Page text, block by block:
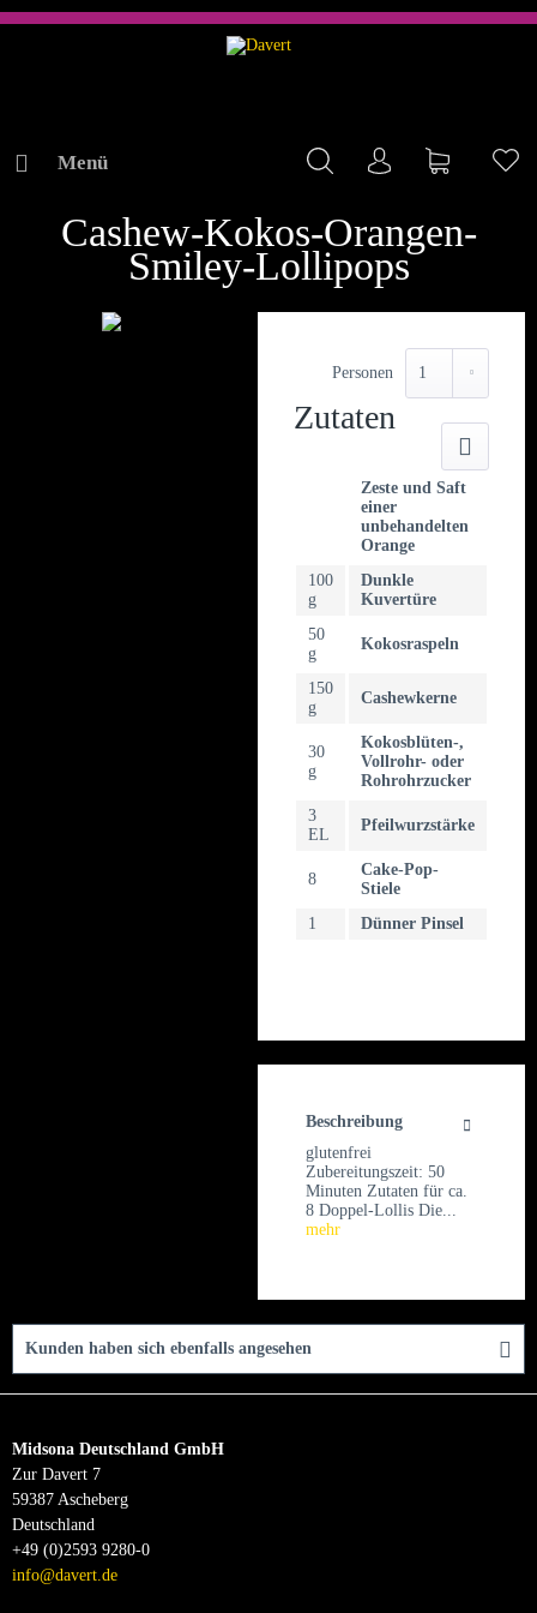
Menü Mein KontoWarenkorb
REZEPTE
Cashew-Kokos-Orangen-
Smiley-Lollipops
Personen
Zutaten
Zeste und Saft
einer
unbehandelten
Orange
100
g
Dunkle
Kuvertüre
50
g
Kokosraspeln
150
g
Cashewkerne
30
g
Kokosblüten-,
Vollrohr- oder
Rohrohrzucker
3
EL
Pfeilwurzstärke
8
Cake-Pop-
Stiele
1
Dünner Pinsel
Beschreibung
glutenfrei
Zubereitungszeit: 50
Minuten Zutaten für ca.
8 Doppel-Lollis Die...
mehr
Kunden haben sich ebenfalls angesehen
Midsona Deutschland GmbH
Zur Davert 7
59387 Ascheberg
Deutschland
+49 (0)2593 9280-0
info@davert.de